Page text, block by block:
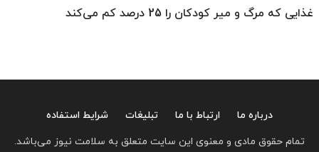
غذایی که مرگ و میر کودکان را 25 درصد کم می‌کند
درباره ما ارتباط با ما تبلیغات
شرایط استفاده
تمام حقوق مادی و معنوی این سایت متعلق به سلامت نیوز می‌باشد.